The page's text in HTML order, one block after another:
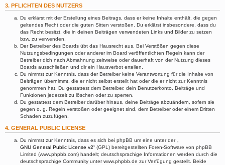
3. PFLICHTEN DES NUTZERS
Du erklärst mit der Erstellung eines Beitrags, dass er keine Inhalte enthält, die gegen
geltendes Recht oder die guten Sitten verstoßen. Du erklärst insbesondere, dass du
das Recht besitzt, die in deinen Beiträgen verwendeten Links und Bilder zu setzen
bzw. zu verwenden.
Der Betreiber des Boards übt das Hausrecht aus. Bei Verstößen gegen diese
Nutzungsbedingungen oder anderer im Board veröffentlichten Regeln kann der
Betreiber dich nach Abmahnung zeitweise oder dauerhaft von der Nutzung dieses
Boards ausschließen und dir ein Hausverbot erteilen.
Du nimmst zur Kenntnis, dass der Betreiber keine Verantwortung für die Inhalte von
Beiträgen übernimmt, die er nicht selbst erstellt hat oder die er nicht zur Kenntnis
genommen hat. Du gestattest dem Betreiber, dein Benutzerkonto, Beiträge und
Funktionen jederzeit zu löschen oder zu sperren.
Du gestattest dem Betreiber darüber hinaus, deine Beiträge abzuändern, sofern sie
gegen o. g. Regeln verstoßen oder geeignet sind, dem Betreiber oder einem Dritten
Schaden zuzufügen.
4. GENERAL PUBLIC LICENSE
Du nimmst zur Kenntnis, dass es sich bei phpBB um eine unter der „
GNU General Public License v2“ (GPL) bereitgestellten Foren-Software von phpBB
Limited (www.phpbb.com) handelt; deutschsprachige Informationen werden durch die
deutschsprachige Community unter www.phpbb.de zur Verfügung gestellt. Beide